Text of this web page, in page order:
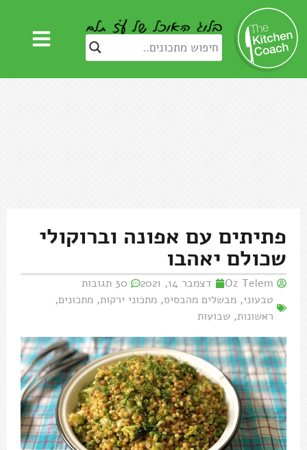
פתיתים עם אפונה וברוקולי
שכולם יאהבו
Oz Telem דצמבר 14, 2021
30 תגובות
טבעוני, מבשלים מהבסיס, מתכוני ירקות, מתכונים,
ראשונות, שבועות